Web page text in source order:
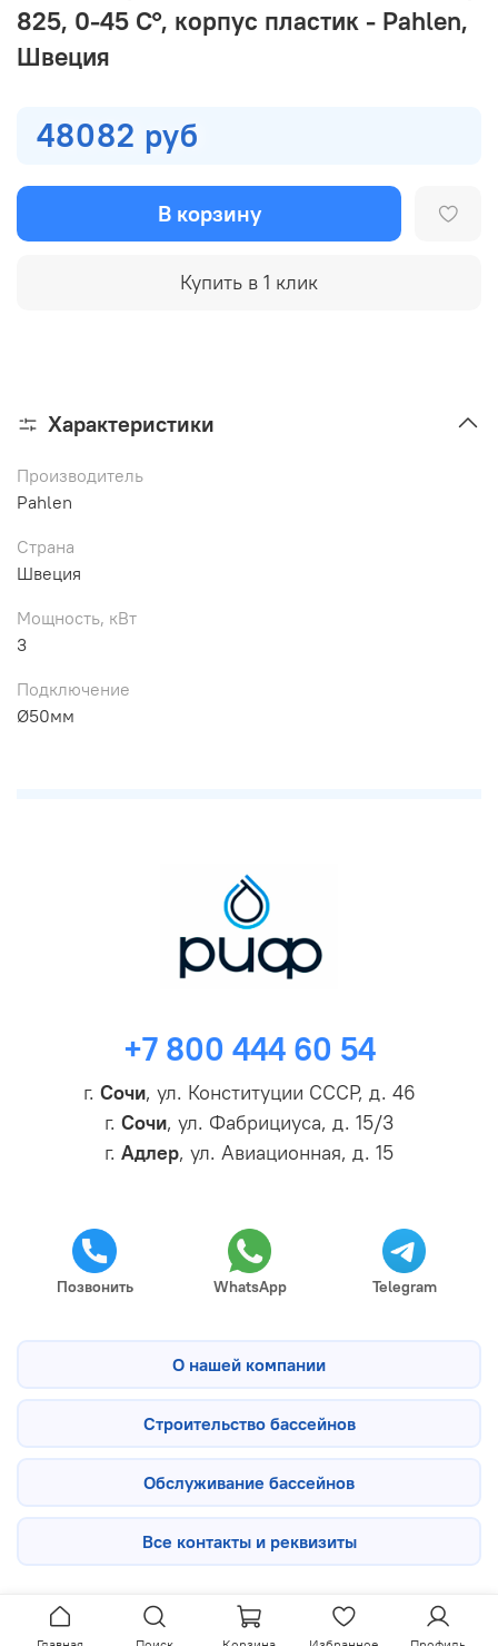
825, 0-45 С°, корпус пластик - Pahlen,
Швеция
48082 руб
В корзину
Купить в 1 клик
Характеристики
Производитель
Pahlen
Страна
Швеция
Мощность, кВт
3
Подключение
Ø50мм
+7 800 444 60 54
г. Сочи, ул. Конституции СССР, д. 46
г. Сочи, ул. Фабрициуса, д. 15/3
г. Адлер, ул. Авиационная, д. 15
Позвонить WhatsApp Telegram
О нашей компании
Строительство бассейнов
Обслуживание бассейнов
Все контакты и реквизиты